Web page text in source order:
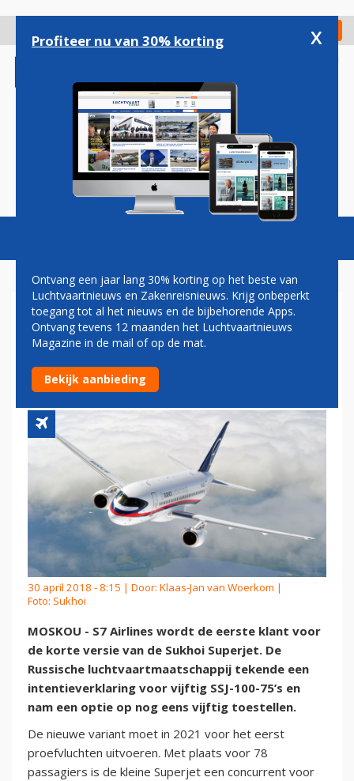
gaan
Check in
Magazine Podcasts Vacatures
S7 AIRLINES EERSTE KLANT
VOOR KORTE SUKHOI
SUPERJET
30 april 2018 - 8:15 | Door: Klaas-Jan van Woerkom |
Foto: Sukhoi
MOSKOU - S7 Airlines wordt de eerste klant voor
de korte versie van de Sukhoi Superjet. De
Russische luchtvaartmaatschappij tekende een
intentieverklaring voor vijftig SSJ-100-75’s en
nam een optie op nog eens vijftig toestellen.
De nieuwe variant moet in 2021 voor het eerst
proefvluchten uitvoeren. Met plaats voor 78
passagiers is de kleine Superjet een concurrent voor
Profiteer nu van 30% korting x
Ontvang een jaar lang 30% korting op het beste van
Luchtvaartnieuws en Zakenreisnieuws. Krijg onbeperkt
toegang tot al het nieuws en de bijbehorende Apps.
Ontvang tevens 12 maanden het Luchtvaartnieuws
Magazine in de mail of op de mat.
Bekijk aanbieding